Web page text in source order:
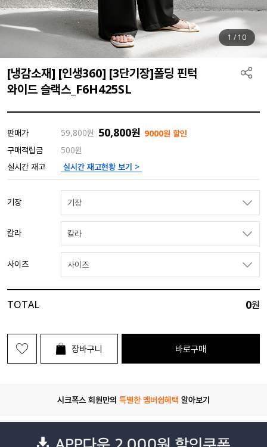
1 / 10
[냉감소재] [인생360] [3단기장]폴딩 핀턱
와이드 슬랙스_F6H425SL
판매가 59,800원 50,800원 9000원 할인
구매적립금
500원
실시간 재고
실시간 재고현황 보기 >
기장 기장
칼라 칼라
사이즈 사이즈
TOTAL 0원
장바구니 바로구매
시크폭스 회원만의 특별한 멤버쉽혜택 알아보기